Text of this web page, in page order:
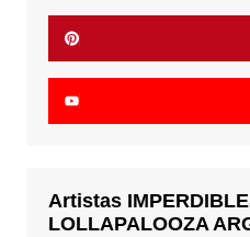
Artistas
LOLLAPALOOZA